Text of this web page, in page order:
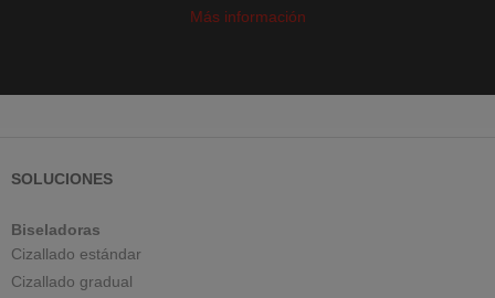
Más información
SOLUCIONES
Biseladoras
Cizallado estándar
Cizallado gradual